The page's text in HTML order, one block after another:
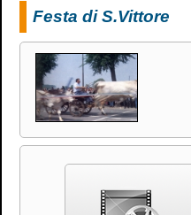
Festa di S.Vittore